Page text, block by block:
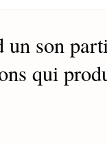
un son
qui